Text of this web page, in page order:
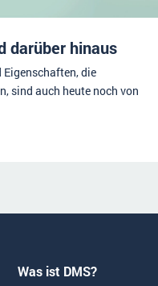
darüber hinaus
Eigenschaften, die
sind auch heute noch von
Was ist DMS?